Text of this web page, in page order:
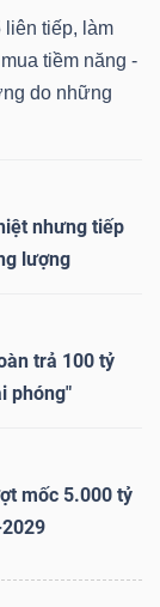
liên tiếp, làm
tiềm năng -
do những
nhưng tiếp
lượng
trả 100 tỷ
phóng"
mốc 5.000 tỷ